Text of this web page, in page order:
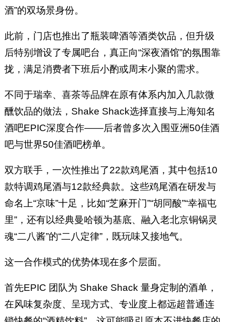
酒”的双场景身份。
此前，门店也推出了瓶装啤酒等酒类饮品，但升级
后特别增设了专属吧台，真正向“深夜酒馆”的氛围靠
拢，满足消费者下班后小酌或周末小聚的需求。
不同于瑞幸、喜茶等品牌在原有体系内加入几款微
醺饮品的做法，Shake Shack选择直接与上海知名
酒吧EPIC深度合作——后者曾多次入围亚洲50佳酒
吧与世界50佳酒吧榜单。
双方联手，一次性推出了22款鸡尾酒，其中包括10
款特调鸡尾酒与12款经典款。这些鸡尾酒在研发与
命名上“京味”十足，比如“芝麻开门”“胡同酸”“幸福屯
里”，还有以经典曼哈顿为基底、融入老北京铜锅灵
魂“二八酱”的“二八定律”，既玩味又接地气。
这一合作模式的优势体现在多个层面。
首先EPIC 团队为 Shake Shack 量身定制的酒单，
在风味复杂度、呈现方式、专业度上都远超普通连